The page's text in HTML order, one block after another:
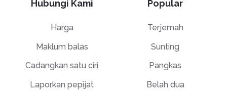
Hubungi Kami
Harga
Maklum balas
Cadangkan satu ciri
Laporkan pepijat
Popular
Terjemah
Sunting
Pangkas
Belah dua